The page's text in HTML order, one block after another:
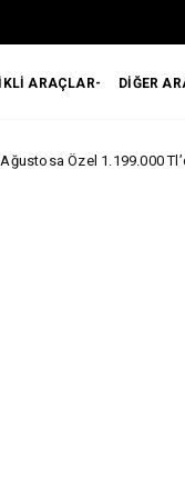
ARAÇLAR- DİĞER
Tl’den Başlayan